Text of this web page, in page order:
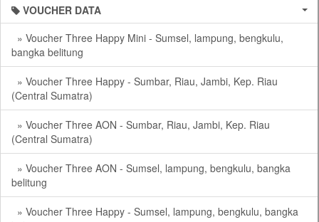
VOUCHER DATA
» Voucher Three Happy Mini - Sumsel, lampung, bengkulu,
bangka belitung
» Voucher Three Happy - Sumbar, Riau, Jambi, Kep. Riau
(Central Sumatra)
» Voucher Three AON - Sumbar, Riau, Jambi, Kep. Riau
(Central Sumatra)
» Voucher Three AON - Sumsel, lampung, bengkulu, bangka
belitung
» Voucher Three Happy - Sumsel, lampung, bengkulu, bangka